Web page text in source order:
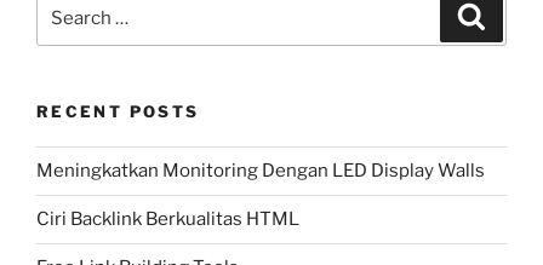
RECENT POSTS
Meningkatkan Monitoring Dengan LED Display Walls
Ciri Backlink Berkualitas HTML